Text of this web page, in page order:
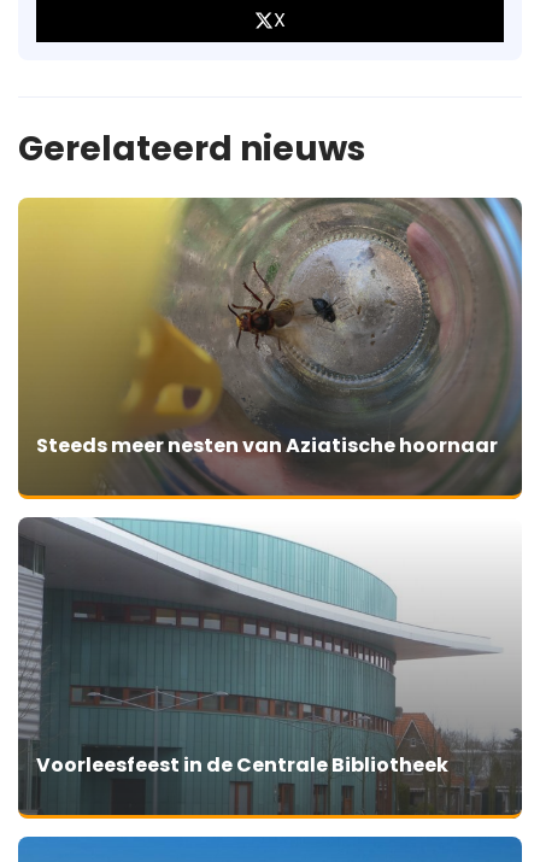
X
Gerelateerd nieuws
Steeds meer nesten van Aziatische hoornaar
Voorleesfeest in de Centrale Bibliotheek